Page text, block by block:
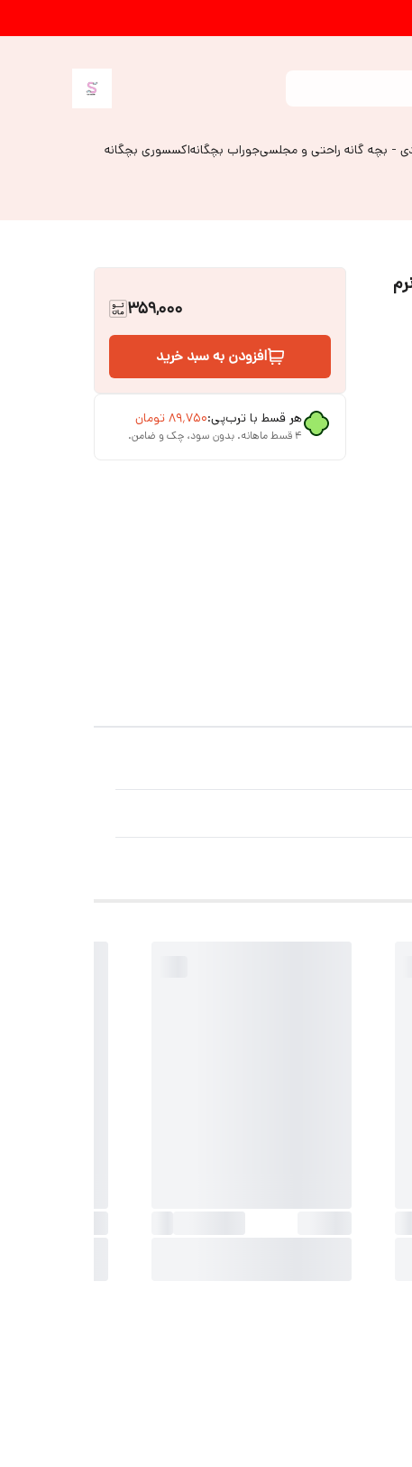
- بچه گانه راحتی و مجلسیجوراب بچگانهاکسسوری بچگانه
359,000
افزودن به سبد خرید
هر قسط با ترب‌پی:۸۹٬۷۵۰ تومان
۴ قسط ماهانه. بدون سود، چک و ضامن.